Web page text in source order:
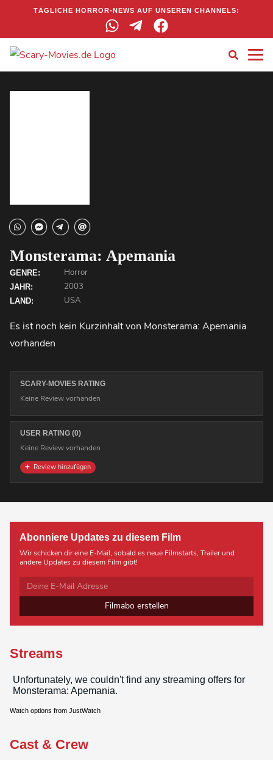
TÄGLICHE HORROR-NEWS AUF UNSEREN CHANNELS:
Monsterama: Apemania
GENRE: Horror
JAHR: 2003
LAND: USA
Es ist noch kein Kurzinhalt von Monsterama: Apemania
vorhanden
SCARY-MOVIES RATING
Keine Review vorhanden
USER RATING (0)
Keine Review vorhanden
Review hinzufügen
Abonniere Updates zu diesem Film
Wir schicken dir eine E-Mail, sobald es neue Filmstarts, Trailer und
andere Updates zu diesem Film gibt!
Filmabo erstellen
Streams
Watch options from JustWatch
Cast & Crew